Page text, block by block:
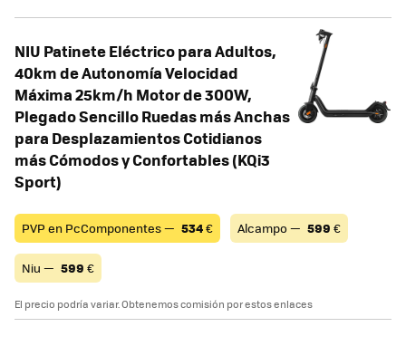
NIU Patinete Eléctrico para Adultos,
40km de Autonomía Velocidad
Máxima 25km/h Motor de 300W,
Plegado Sencillo Ruedas más Anchas
para Desplazamientos Cotidianos
más Cómodos y Confortables (KQi3
Sport)
PVP en PcComponentes — 534€ Alcampo — 599 €
Niu — 599 €
El precio podría variar. Obtenemos comisión por estos enlaces